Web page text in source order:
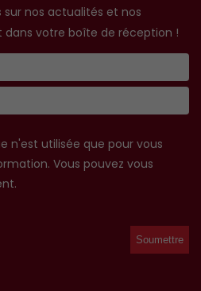
nos actualités et nos
votre boîte de réception !
n'est utilisée que pour vous
Vous pouvez vous